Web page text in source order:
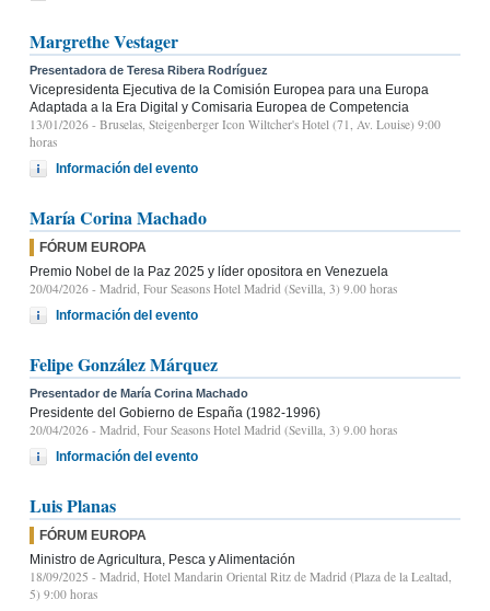
Margrethe Vestager
Presentadora de Teresa Ribera Rodríguez
Vicepresidenta Ejecutiva de la Comisión Europea para una Europa
Adaptada a la Era Digital y Comisaria Europea de Competencia
13/01/2026 - Bruselas, Steigenberger Icon Wiltcher's Hotel (71, Av. Louise) 9:00
horas
Información del evento
María Corina Machado
FÓRUM EUROPA
Premio Nobel de la Paz 2025 y líder opositora en Venezuela
20/04/2026 - Madrid, Four Seasons Hotel Madrid (Sevilla, 3) 9.00 horas
Información del evento
Felipe González Márquez
Presentador de María Corina Machado
Presidente del Gobierno de España (1982-1996)
20/04/2026 - Madrid, Four Seasons Hotel Madrid (Sevilla, 3) 9.00 horas
Información del evento
Luis Planas
FÓRUM EUROPA
Ministro de Agricultura, Pesca y Alimentación
18/09/2025 - Madrid, Hotel Mandarin Oriental Ritz de Madrid (Plaza de la Lealtad,
5) 9:00 horas